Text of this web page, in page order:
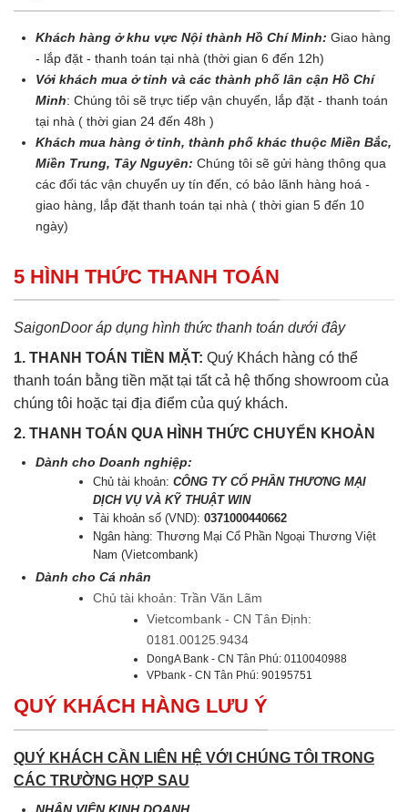
Khách hàng ở khu vực Nội thành Hồ Chí Minh: Giao hàng
- lắp đặt - thanh toán tại nhà (thời gian 6 đến 12h)
Với khách mua ở tỉnh và các thành phố lân cận Hồ Chí
Minh: Chúng tôi sẽ trực tiếp vận chuyển, lắp đặt - thanh toán
tại nhà ( thời gian 24 đến 48h )
Khách mua hàng ở tỉnh, thành phố khác thuộc Miền Bắc,
Miền Trung, Tây Nguyên: Chúng tôi sẽ gửi hàng thông qua
các đối tác vận chuyển uy tín đến, có bảo lãnh hàng hoá -
giao hàng, lắp đặt thanh toán tại nhà ( thời gian 5 đến 10
ngày)
5 HÌNH THỨC THANH TOÁN
SaigonDoor áp dụng hình thức thanh toán dưới đây
1. THANH TOÁN TIỀN MẶT: Quý Khách hàng có thể
thanh toán bằng tiền mặt tại tất cả hệ thống showroom của
chúng tôi hoặc tại địa điểm của quý khách.
2. THANH TOÁN QUA HÌNH THỨC CHUYỂN KHOẢN
Dành cho Doanh nghiệp:
Chủ tài khoản:CÔNG TY CỔ PHẦN THƯƠNG MẠI
DỊCH VỤ VÀ KỸ THUẬT WIN
Tài khoản số (VND):0371000440662
Ngân hàng: Thương Mại Cổ Phần Ngoại Thương Việt
Nam (Vietcombank)
Dành cho Cá nhân
Chủ tài khoản: Trần Văn Lãm
Vietcombank - CN Tân Định:
0181.00125.9434
DongA Bank - CN Tân Phú: 0110040988
VPbank - CN Tân Phú: 90195751
QUÝ KHÁCH HÀNG LƯU Ý
QUÝ KHÁCH CẦN LIÊN HỆ VỚI CHÚNG TÔI TRONG
CÁC TRƯỜNG HỢP SAU